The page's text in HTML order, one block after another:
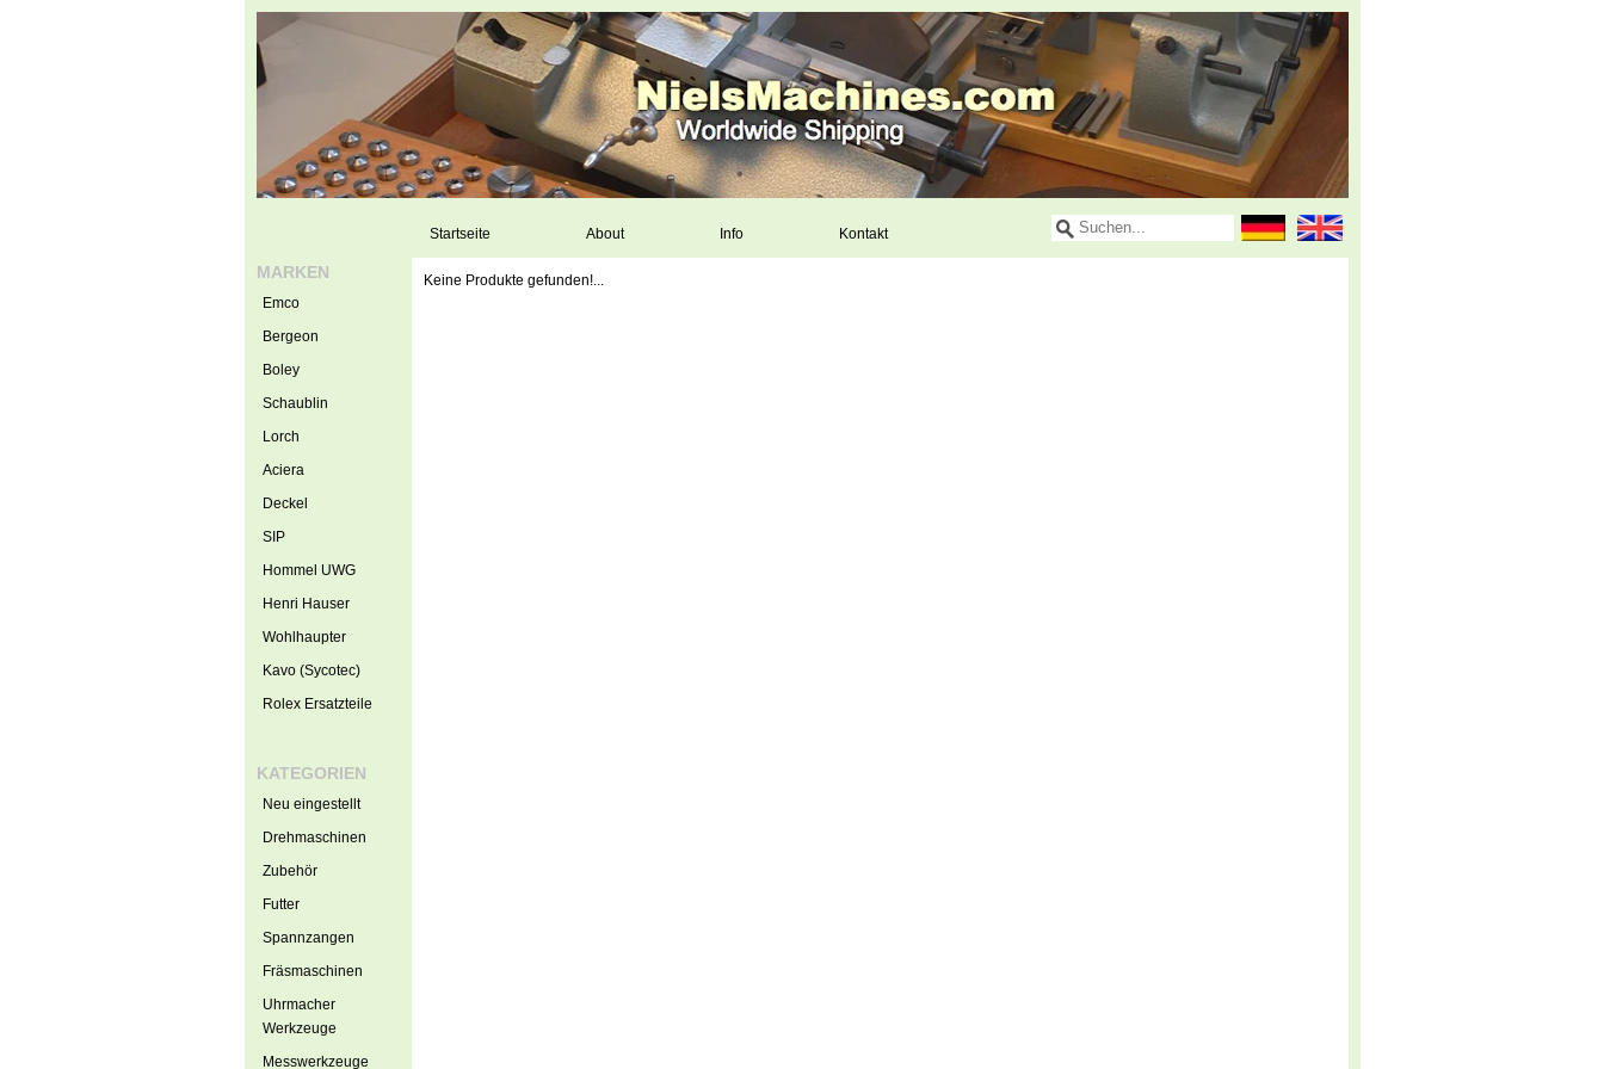
Startseite About Info Kontakt
Keine Produkte gefunden!...
MARKEN
Emco
Bergeon
Boley
Schaublin
Lorch
Aciera
Deckel
SIP
Hommel UWG
Henri Hauser
Wohlhaupter
Kavo (Sycotec)
Rolex Ersatzteile
KATEGORIEN
Neu eingestellt
Drehmaschinen
Zubehör
Futter
Spannzangen
Fräsmaschinen
Uhrmacher
Werkzeuge
Messwerkzeuge